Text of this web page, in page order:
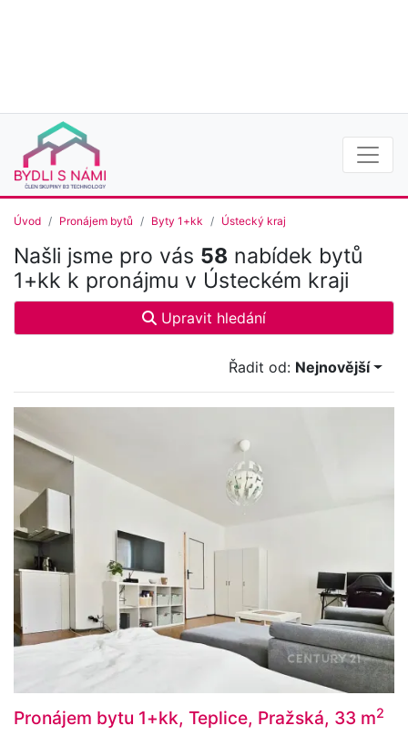
Úvod Pronájem bytů Byty 1+kk Ústecký kraj
Našli jsme pro vás 58 nabídek bytů
1+kk k pronájmu v Ústeckém kraji
Upravit hledání
Řadit od: Nejnovější
Pronájem bytu 1+kk, Teplice, Pražská, 33 m2